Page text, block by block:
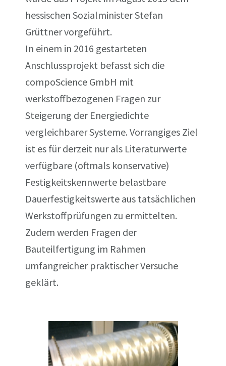
hessischen Sozialminister Stefan
Grüttner vorgeführt.
In einem in 2016 gestarteten
Anschlussprojekt befasst sich die
compoScience GmbH mit
werkstoffbezogenen Fragen zur
Steigerung der Energiedichte
vergleichbarer Systeme. Vorrangiges Ziel
ist es für derzeit nur als Literaturwerte
verfügbare (oftmals konservative)
Festigkeitskennwerte belastbare
Dauerfestigkeitswerte aus tatsächlichen
Werkstoffprüfungen zu ermittelten.
Zudem werden Fragen der
Bauteilfertigung im Rahmen
umfangreicher praktischer Versuche
geklärt.